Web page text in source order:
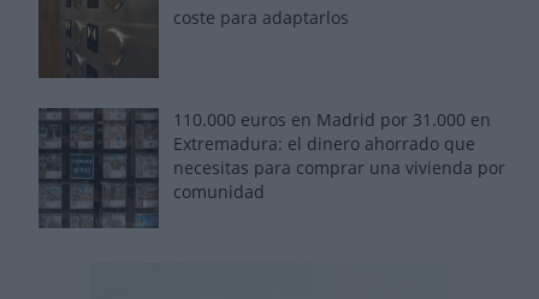
coste para adaptarlos
110.000 euros en Madrid por 31.000 en
Extremadura: el dinero ahorrado que
necesitas para comprar una vivienda por
comunidad